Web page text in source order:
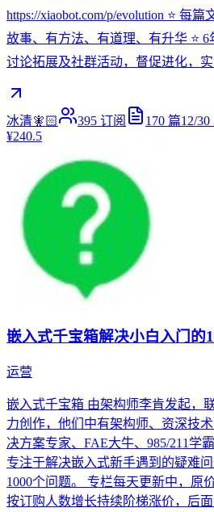
https://xiaobot.com/p/evolution ⭐ 每
故事、有方法、有道理、有升华 ⭐
讨论拓展及社群活动，督促进化，
冰清🧚🏻 395 订阅 170 篇12/30
¥240.5
嵌入式千宝箱解决小白入门的
运营
嵌入式千宝箱 由架构师李肯发起，
力创作，他们中有架构师、资深技
决方案专家、FAE大牛、985/211学
专注于解决嵌入式新手遇到的疑难
1000个问题。 专栏每天更新中，原
按订购人数增长持续阶梯涨价，后